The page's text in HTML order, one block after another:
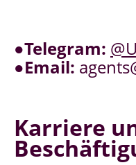
●Telegram:
●Email:
Karriere